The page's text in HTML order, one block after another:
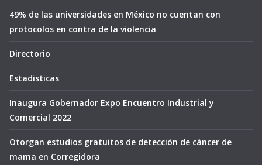
49% de las universidades en México no cuentan con
protocolos en contra de la violencia
Directorio
Estadisticas
Inaugura Gobernador Expo Encuentro Industrial y
Comercial 2022
Otorgan estudios gratuitos de detección de cáncer de
mama en Corregidora